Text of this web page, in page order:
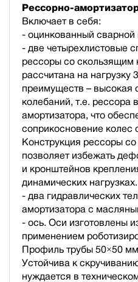
Рессорно-
Включает в себя:
- оцинкованный сварной
- две четырехлистовые
рессоры со скользящим
рассчитана на нагрузку
преимуществ – высокая
колебаний, т.е. рессора
амортизатора, что
соприкосновение колес
Конструкция рессоры
позволяет избежать
и кронштейнов
динамических нагрузках.
- два гидравлических
амортизатора с
- ось. Оси изготовлены
применением
Профиль трубы 50×50
Устойчива к
нуждается в